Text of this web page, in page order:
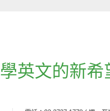
學英文的新希